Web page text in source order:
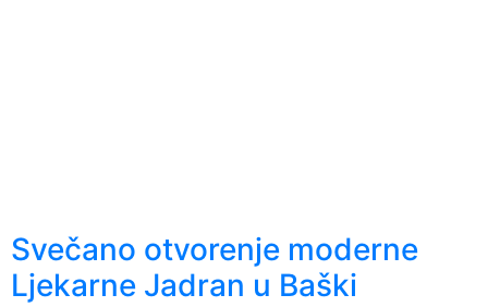
Svečano otvorenje moderne
Ljekarne Jadran u Baški